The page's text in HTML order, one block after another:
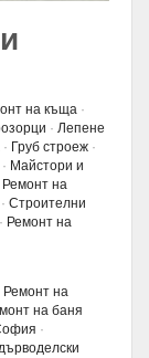
на къща ·
· Лепене
· Груб строеж ·
· Майстори и
Ремонт на
· Строителни
· Ремонт на
Ремонт на
на баня
·